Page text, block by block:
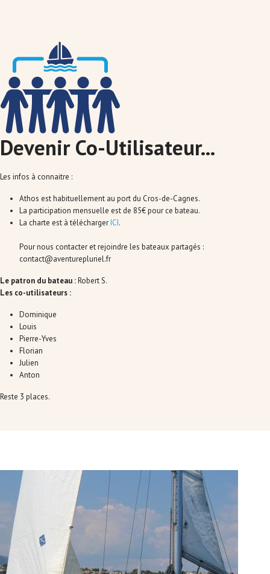
Devenir Co-Utilisateur...
Les infos à connaitre :
Athos est habituellement au port du Cros-de-Cagnes.
La participation mensuelle est de 85€ pour ce bateau.
La charte est à téléchargerICI.
Pour nous contacter et rejoindre les bateaux partagés :
contact@aventurepluriel.fr
Le patron du bateau :Robert S.
Les co-utilisateurs :
Dominique
Louis
Pierre-Yves
Florian
Julien
Anton
Reste 3 places.